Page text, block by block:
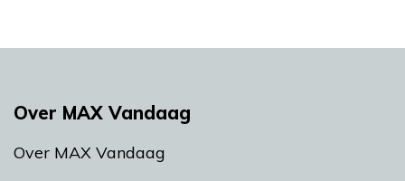
Over MAX Vandaag
Over MAX Vandaag